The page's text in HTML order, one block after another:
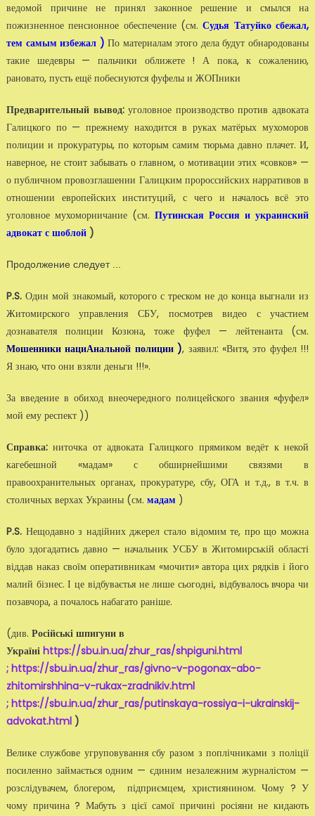
ведомой причине не принял законное решение и смылся на
пожизненное пенсионное обеспечение (см. Судья Татуйко сбежал,
тем самым избежал ) По материалам этого дела будут обнародованы
такие шедевры — пальчики оближете ! А пока, к сожалению,
рановато, пусть ещё побеснуются фуфелы и ЖОПники
Предварительный вывод:уголовное производство против адвоката
Галицкого по — прежнему находится в руках матёрых мухоморов
полиции и прокуратуры, по которым самим тюрьма давно плачет. И,
наверное, не стоит забывать о главном, о мотивации этих «совков» —
о публичном провозглашении Галицким пророссийских нарративов в
отношении европейских институций, с чего и началось всё это
уголовное мухоморничание (см. Путинская Россия и украинский
адвокат с шоблой)
Продолжение следует ...
P.S.Один мой знакомый, которого с треском не до конца выгнали из
Житомирского управления СБУ, посмотрев видео с участием
дознавателя полиции Козюна, тоже фуфел — лейтенанта (см.
Мошенники нациАнальной полиции ), заявил: «Витя, это фуфел !!!
Я знаю, что они взяли деньги !!!».
За введение в обиход внеочередного полицейского звания «фуфел»
мой ему респект ))
Справка:ниточка от адвоката Галицкого прямиком ведёт к некой
кагебешной «мадам» с обширнейшими связями в
правоохранительных органах, прокуратуре, сбу, ОГА и т.д., в т.ч. в
столичных верхах Украины (см. мадам )
P.S. Нещодавно з надійних джерел стало відомим те, про що можна
було здогадатись давно — начальник УСБУ в Житомирській області
віддав наказ своїм оперативникам «мочити» автора цих рядків і його
малий бізнес. І це відбуваєтья не лише сьогодні, відбувалось вчора чи
позавчора, а почалось набагато раніше.
(див. Російські шпигуни в
Україні https://sbu.in.ua/zhur_ras/shpiguni.html
; https://sbu.in.ua/zhur_ras/givno-v-pogonax-abo-
zhitomirshhina-v-rukax-zradnikiv.html
; https://sbu.in.ua/zhur_ras/putinskaya-rossiya-i-ukrainskij-
advokat.html )
Велике службове угруповування сбу разом з поплічниками з поліції
посиленно займається одним — єдиним незалежним журналістом —
розслідувачем, блогером, підприємцем, християнином. Чому ? У
чому причина ? Мабуть з цієї самої причині росіяни не кидають